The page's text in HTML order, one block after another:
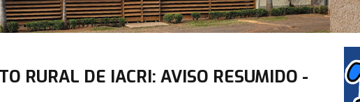
RURAL DE IACRI: AVISO RESUMIDO -